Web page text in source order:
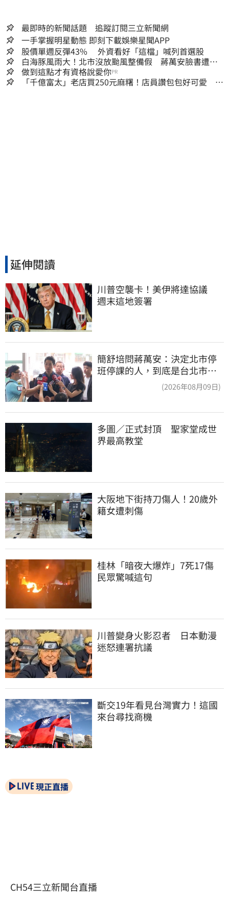
最即時的新聞話題 追蹤訂閱三立新聞網
一手掌握明星動態 即刻下載娛樂星聞APP
股價單週反彈43% 外資看好「這檔」喊列首選股
白海豚風雨大！北市沒放颱風整備假 蔣萬安臉書遭網
友灌爆：標準在哪？
做到這點才有資格說愛你PR
「千億富太」老店買250元麻糬！店員讚包包好可愛 笑
延伸閱讀
川普空襲卡！美伊將達協議
週末這地簽署
簡舒培問蔣萬安：決定北市停
班停課的人，到底是台北市
長，還是氣象署？(2026年08月09日)
多圖／正式封頂　聖家堂成世
界最高教堂
大阪地下街持刀傷人！20歲外
籍女遭刺傷
桂林「暗夜大爆炸」7死17傷
民眾驚喊這句
川普變身火影忍者　日本動漫
迷怒連署抗議
斷交19年看見台灣實力！這國
來台尋找商機
現正直播
CH54三立新聞台直播